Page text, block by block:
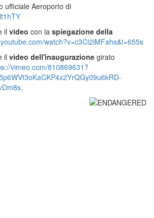
ufficiale Aeroporto di
il video con la spiegazione della
watch?v=c3Ci2iMFahs&t=655s
il video dell'inaugurazione girato
vimeo.com/810869631?
.